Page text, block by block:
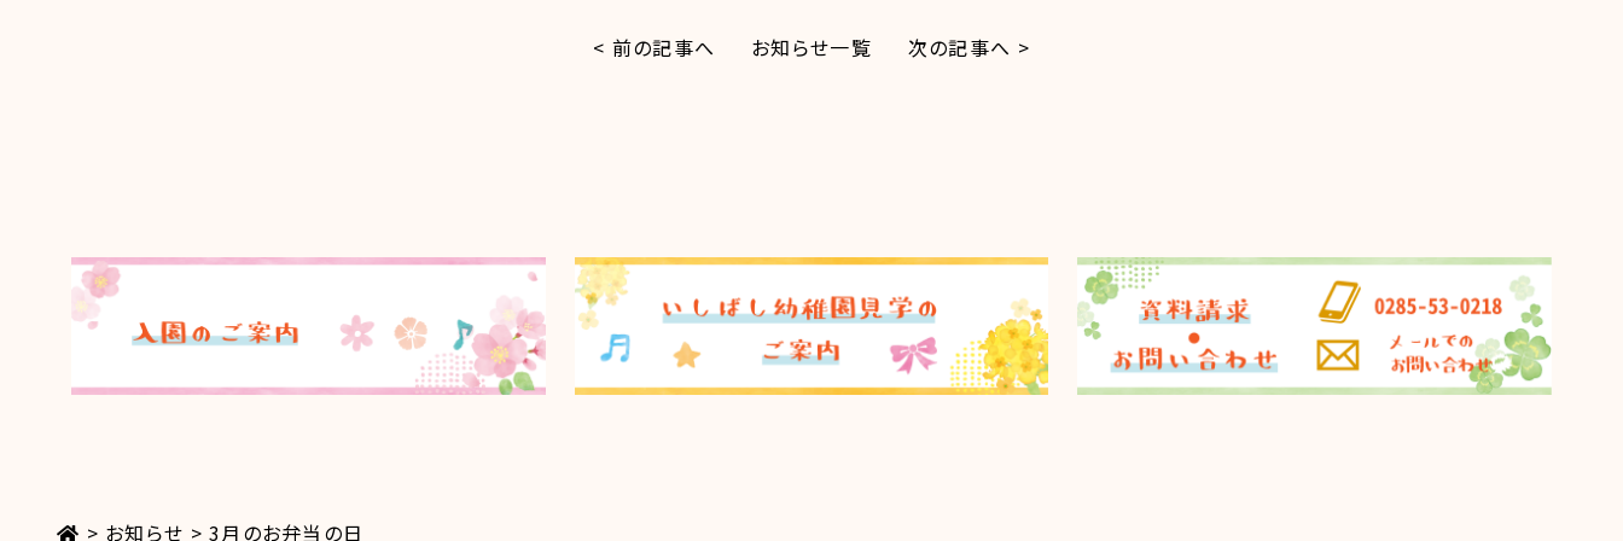
< 前の記事へ お知らせ一覧 次の記事へ >
> お知らせ >3月のお弁当の日